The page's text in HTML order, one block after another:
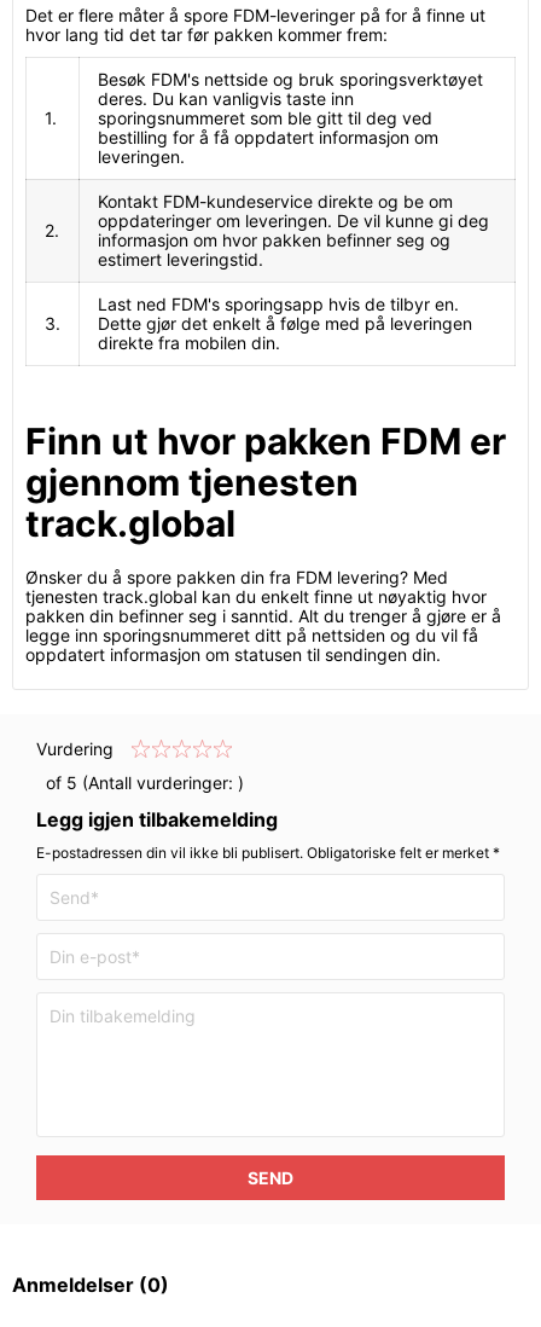
Det er flere måter å spore FDM-leveringer på for å finne ut
hvor lang tid det tar før pakken kommer frem:
1.
Besøk FDM's nettside og bruk sporingsverktøyet
deres. Du kan vanligvis taste inn
sporingsnummeret som ble gitt til deg ved
bestilling for å få oppdatert informasjon om
leveringen.
2.
Kontakt FDM-kundeservice direkte og be om
oppdateringer om leveringen. De vil kunne gi deg
informasjon om hvor pakken befinner seg og
estimert leveringstid.
3.
Last ned FDM's sporingsapp hvis de tilbyr en.
Dette gjør det enkelt å følge med på leveringen
direkte fra mobilen din.
Finn ut hvor pakken FDM er
gjennom tjenesten
track.global
Ønsker du å spore pakken din fra FDM levering? Med
tjenesten track.global kan du enkelt finne ut nøyaktig hvor
pakken din befinner seg i sanntid. Alt du trenger å gjøre er å
legge inn sporingsnummeret ditt på nettsiden og du vil få
oppdatert informasjon om statusen til sendingen din.
Vurdering
of 5 (Antall vurderinger: )
Legg igjen tilbakemelding
E-postadressen din vil ikke bli publisert. Obligatoriske felt er merket *
SEND
Anmeldelser (0)